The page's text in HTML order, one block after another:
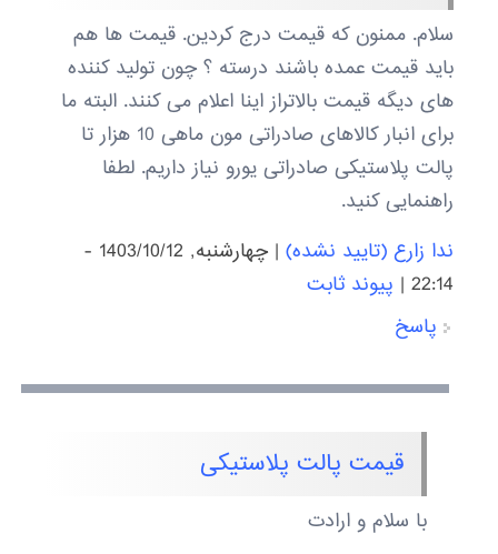
سلام. ممنون که قیمت درج کردین. قیمت ها هم
باید قیمت عمده باشند درسته ؟ چون تولید کننده
های دیگه قیمت بالاتراز اینا اعلام می کنند. البته ما
برای انبار کالاهای صادراتی مون ماهی 10 هزار تا
پالت پلاستیکی صادراتی یورو نیاز داریم. لطفا
راهنمایی کنید.
ندا زارع (تایید نشده)|
چهارشنبه, 1403/10/12 -
22:14
| پیوند ثابت
پاسخ
قیمت پالت پلاستیکی
با سلام و ارادت